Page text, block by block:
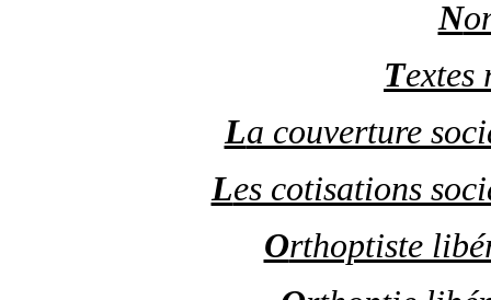
N
Textes
La couverture
Les cotisations
Orthoptiste